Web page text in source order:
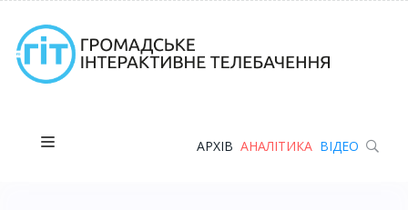
АРХІВ АНАЛІТИКА ВІДЕО